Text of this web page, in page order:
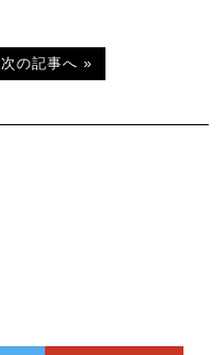
次の記事へ »